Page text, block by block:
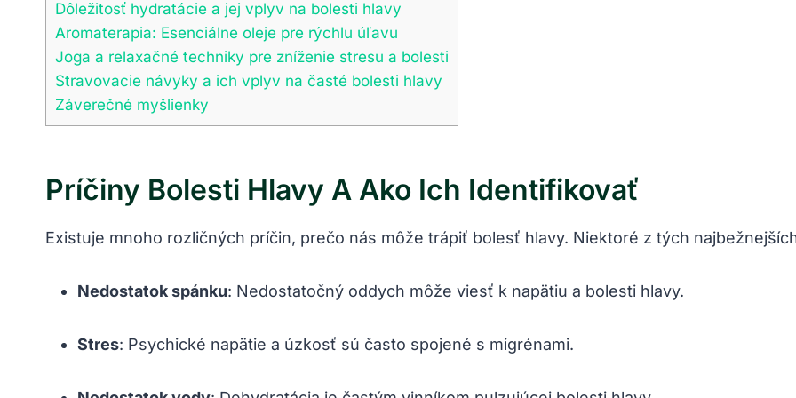
Dôležitosť hydratácie a jej vplyv na bolesti hlavy
Aromaterapia: Esenciálne oleje pre rýchlu úľavu
Joga a relaxačné techniky pre zníženie stresu a bolesti
Stravovacie návyky a ich vplyv na časté bolesti hlavy
Záverečné myšlienky
Príčiny Bolesti Hlavy A Ako Ich Identifikovať
Existuje mnoho rozličných príčin, prečo nás môže trápiť bolesť hlavy. Niektoré z tých
Nedostatok spánku: Nedostatočný oddych môže viesť k napätiu a bolesti hlavy.
Stres: Psychické napätie a úzkosť sú často spojené s migrénami.